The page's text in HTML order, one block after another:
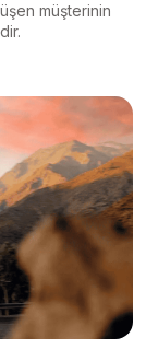
müşterinin